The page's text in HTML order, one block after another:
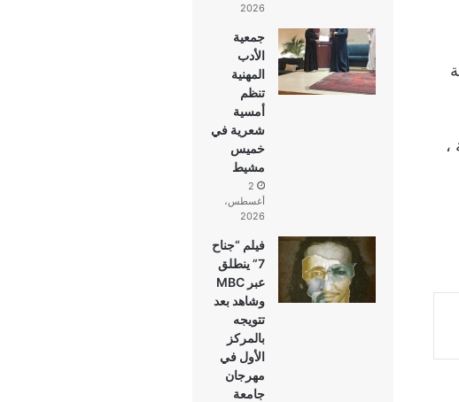
،
2026
جمعية
الأدب
المهنية
تنظم
أمسية
شعرية في
خميس
مشيط
2
أغسطس،
2026
فيلم “جناح
7” ينطلق
عبر MBC
وشاهد بعد
تتويجه
بالمركز
الأول في
مهرجان
جامعة